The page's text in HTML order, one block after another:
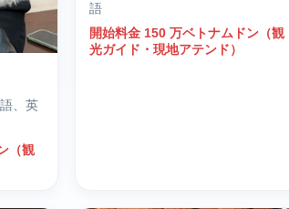
、英
（観
語
開始料金 150 万ベトナムドン（観
光ガイド・現地アテンド）